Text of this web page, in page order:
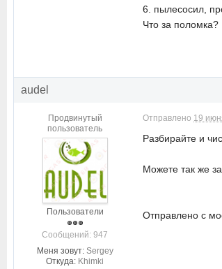
6. пылесосил,
Что за
audel
Продвинутый
пользователь
Пользователи
Cообщений: 947
Меня зовут: Sergey
Откуда: Khimki
Отправлено 19
Разбирайте и
Можете так же
Отправлено с